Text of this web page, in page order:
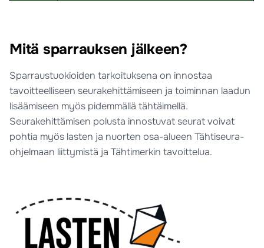
Mitä sparrauksen jälkeen?
Sparraustuokioiden tarkoituksena on innostaa
tavoitteelliseen seurakehittämiseen ja toiminnan laadun
lisäämiseen myös pidemmällä tähtäimellä.
Seurakehittämisen polusta innostuvat seurat voivat
pohtia myös lasten ja nuorten osa-alueen Tähtiseura-
ohjelmaan liittymistä ja Tähtimerkin tavoittelua.